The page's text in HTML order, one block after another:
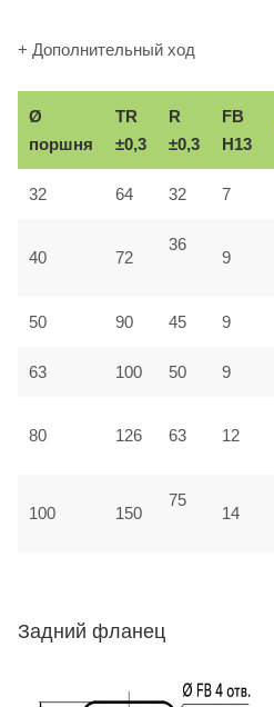
+ Дополнительный ход
Ø
поршня
TR
±0,3
R
±0,3
FB
H13
32 64 32 7
40 72
36
9
50 90 45 9
63 100 50 9
80 126 63 12
100 150
75
14
Задний фланец